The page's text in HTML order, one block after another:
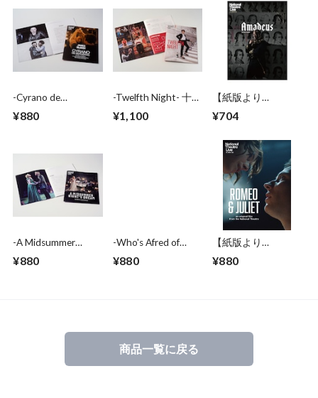
-Cyrano de
ド・ベルジュラック
¥880
-Twelfth Night- 十二
Live IN JAPAN 2021
¥1,100
【紙版より
Amadeus- アマデウ
Live IN JAPAN 2018
¥704
-A Midsummer
夜の夢 National
¥880
-Who's Afred of
ァージニア・ウルフ
¥880
【紙版より
& Juliet- ロミオとジ
¥880
商品一覧に戻る